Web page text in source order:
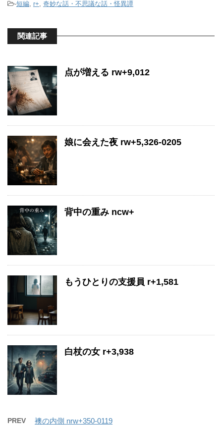
-短編 r+ 奇妙な話・不思議な話・怪異譚
関連記事
点が増える rw+9,012
娘に会えた夜 rw+5,326-0205
背中の重み ncw+
もうひとりの支援員 r+1,581
白杖の女 r+3,938
PREV 襖の内側 nrw+350-0119